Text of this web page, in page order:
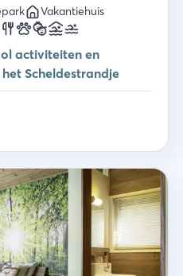
Vakantiehuis
activiteiten en
Scheldestrandje